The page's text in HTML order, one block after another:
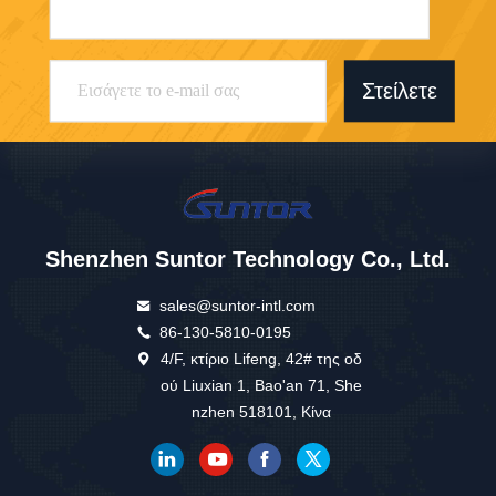
Στείλετε
Shenzhen Suntor Technology Co., Ltd.
sales@suntor-intl.com
86-130-5810-0195
4/F, κτίριο Lifeng, 42# της οδ
ού Liuxian 1, Bao'an 71, She
nzhen 518101, Κίνα